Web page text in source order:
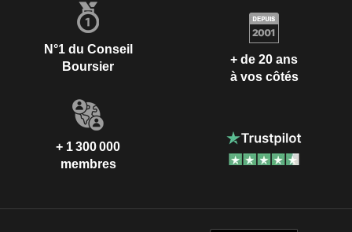
N°1 du Conseil
Boursier
+ de 20 ans
à vos côtés
+ 1 300 000
membres